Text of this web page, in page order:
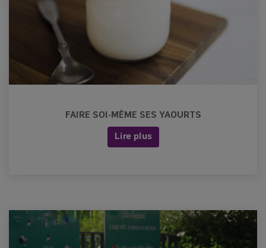
FAIRE SOI-MÊME SES YAOURTS
Lire plus